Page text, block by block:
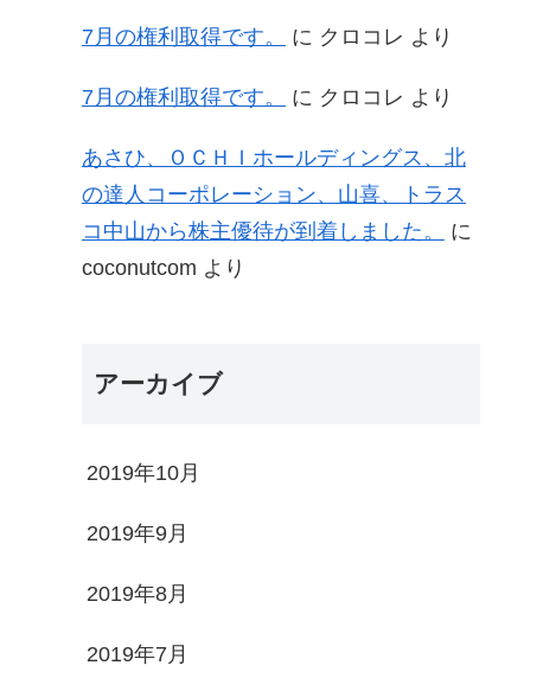
7月の権利取得です。 に クロコレ より
7月の権利取得です。 に クロコレ より
あさひ、ＯＣＨＩホールディングス、北
の達人コーポレーション、山喜、トラス
コ中山から株主優待が到着しました。
に
coconutcom より
アーカイブ
2019年10月
2019年9月
2019年8月
2019年7月